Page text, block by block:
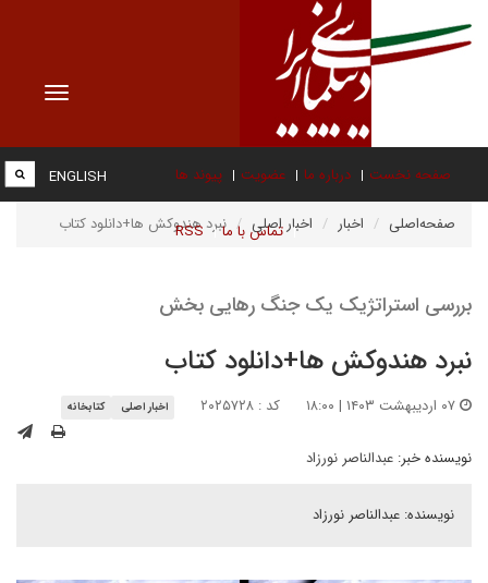
Toggle
صفحه نخست درباره ما عضویت پیوند ها
تماس با ما RSS
ENGLISH
صفحه‌اصلی اخبار اخبار اصلی نبرد هندوکش ها+دانلود کتاب
بررسی استراتژیک یک جنگ رهایی بخش
نبرد هندوکش ها+دانلود کتاب
کد : ۲۰۲۵۷۲۸ اخبار اصلی کتابخانه
نویسنده خبر: عبدالناصر نورزاد
نویسنده: عبدالناصر نورزاد